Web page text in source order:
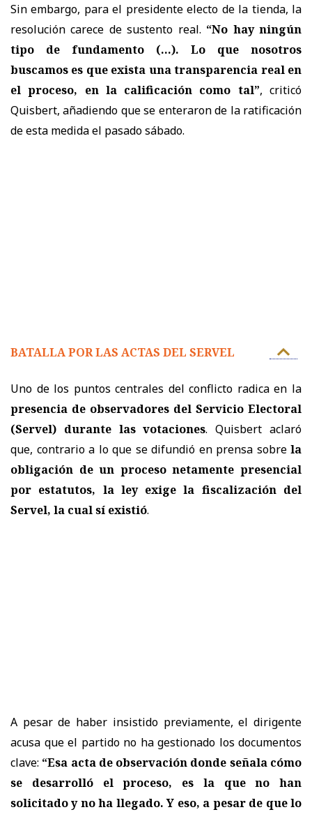
Sin embargo, para el presidente electo de la tienda, la
resolución carece de sustento real. “No hay ningún
tipo de fundamento (...). Lo que nosotros
buscamos es que exista una transparencia real en
el proceso, en la calificación como tal”, criticó
Quisbert, añadiendo que se enteraron de la ratificación
de esta medida el pasado sábado.
BATALLA POR LAS ACTAS DEL SERVEL
Uno de los puntos centrales del conflicto radica en la
presencia de observadores del Servicio Electoral
(Servel) durante las votaciones. Quisbert aclaró
que, contrario a lo que se difundió en prensa sobre la
obligación de un proceso netamente presencial
por estatutos, la ley exige la fiscalización del
Servel, la cual sí existió.
A pesar de haber insistido previamente, el dirigente
acusa que el partido no ha gestionado los documentos
clave: “Esa acta de observación donde señala cómo
se desarrolló el proceso, es la que no han
solicitado y no ha llegado. Y eso, a pesar de que lo